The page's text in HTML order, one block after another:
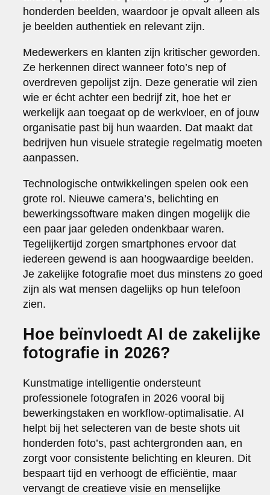
honderden beelden, waardoor je opvalt alleen als
je beelden authentiek en relevant zijn.
Medewerkers en klanten zijn kritischer geworden.
Ze herkennen direct wanneer foto’s nep of
overdreven gepolijst zijn. Deze generatie wil zien
wie er écht achter een bedrijf zit, hoe het er
werkelijk aan toegaat op de werkvloer, en of jouw
organisatie past bij hun waarden. Dat maakt dat
bedrijven hun visuele strategie regelmatig moeten
aanpassen.
Technologische ontwikkelingen spelen ook een
grote rol. Nieuwe camera’s, belichting en
bewerkingssoftware maken dingen mogelijk die
een paar jaar geleden ondenkbaar waren.
Tegelijkertijd zorgen smartphones ervoor dat
iedereen gewend is aan hoogwaardige beelden.
Je zakelijke fotografie moet dus minstens zo goed
zijn als wat mensen dagelijks op hun telefoon
zien.
Hoe beïnvloedt AI de zakelijke
fotografie in 2026?
Kunstmatige intelligentie ondersteunt
professionele fotografen in 2026 vooral bij
bewerkingstaken en workflow-optimalisatie. AI
helpt bij het selecteren van de beste shots uit
honderden foto’s, past achtergronden aan, en
zorgt voor consistente belichting en kleuren. Dit
bespaart tijd en verhoogt de efficiëntie, maar
vervangt de creatieve visie en menselijke